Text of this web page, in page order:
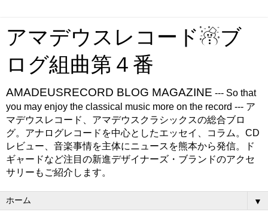
アマデウスレコード☃ブ
ログ組曲第４番
AMADEUSRECORD BLOG MAGAZINE --- So that
you may enjoy the classical music more on the record --- ア
マデウスレコード、アマデウスクラシックスの総合ブロ
グ。アナログレコードを中心としたエッセイ、コラム。CD
レビュー、音楽事情を主体にニュースを熊本から発信。ド
ギャードなど注目の新進デザイナーズ・ブランドのアクセ
サリーもご紹介します。
▼